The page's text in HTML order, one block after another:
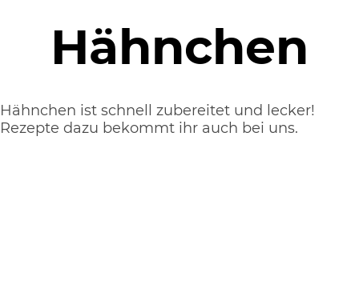
Hähnchen
Hähnchen ist schnell zubereitet und lecker!
Rezepte dazu bekommt ihr auch bei uns.